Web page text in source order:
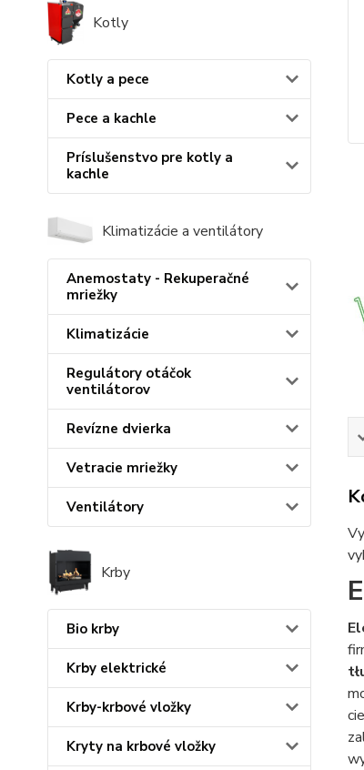
Kotly
Kotly a pece
Pece a kachle
Príslušenstvo pre kotly a
kachle
Klimatizácie a ventilátory
Anemostaty - Rekuperačné
mriežky
Klimatizácie
Regulátory otáčok
ventilátorov
Revízne dvierka
Vetracie mriežky
Ventilátory
Krby
Bio krby
Krby elektrické
Krby-krbové vložky
Kryty na krbové vložky